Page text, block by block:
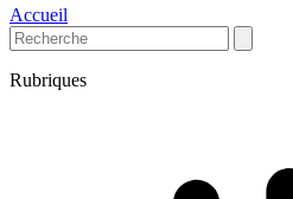
Accueil
Rubriques